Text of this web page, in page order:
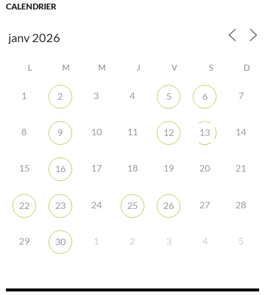
CALENDRIER
L M M J V S D
1 2 3 4 5 6 7
8 9 10 11 12 13 14
15 16 17 18 19 20 21
22 23 24 25 26 27 28
29 30 1 2 3 4 5